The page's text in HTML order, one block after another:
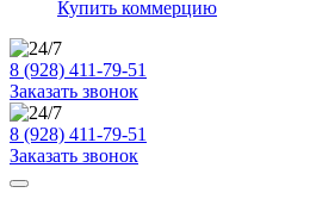
Купить коммерцию
8 (928) 411-79-51
Заказать звонок
8 (928) 411-79-51
Заказать звонок